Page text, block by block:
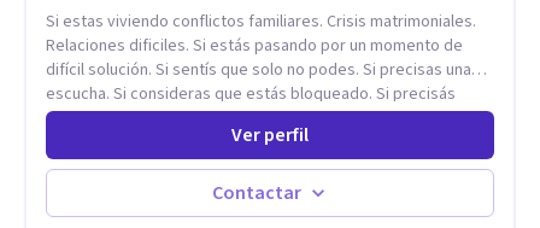
Si estas viviendo conflictos familiares. Crisis matrimoniales.
Relaciones dificiles. Si estás pasando por un momento de
difícil solución. Si sentís que solo no podes. Si precisas una
escucha. Si consideras que estás bloqueado. Si precisás
comprensión. Si no logras definir proyectos, objetivos,
sueños, deseos. Si pensás que lo que te pasa no es tan
grave, pero podría ayudar. Si estás en adicciones y tu
intención es hacer algo con lo que te está pasando. No dudes
en comunicarte a fin de comenzar a resolver la situación que
Ver perfil
Contactar